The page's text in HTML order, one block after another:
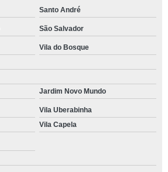
Santo André
São Salvador
Vila do Bosque
Jardim Novo Mundo
Vila Uberabinha
Vila Capela